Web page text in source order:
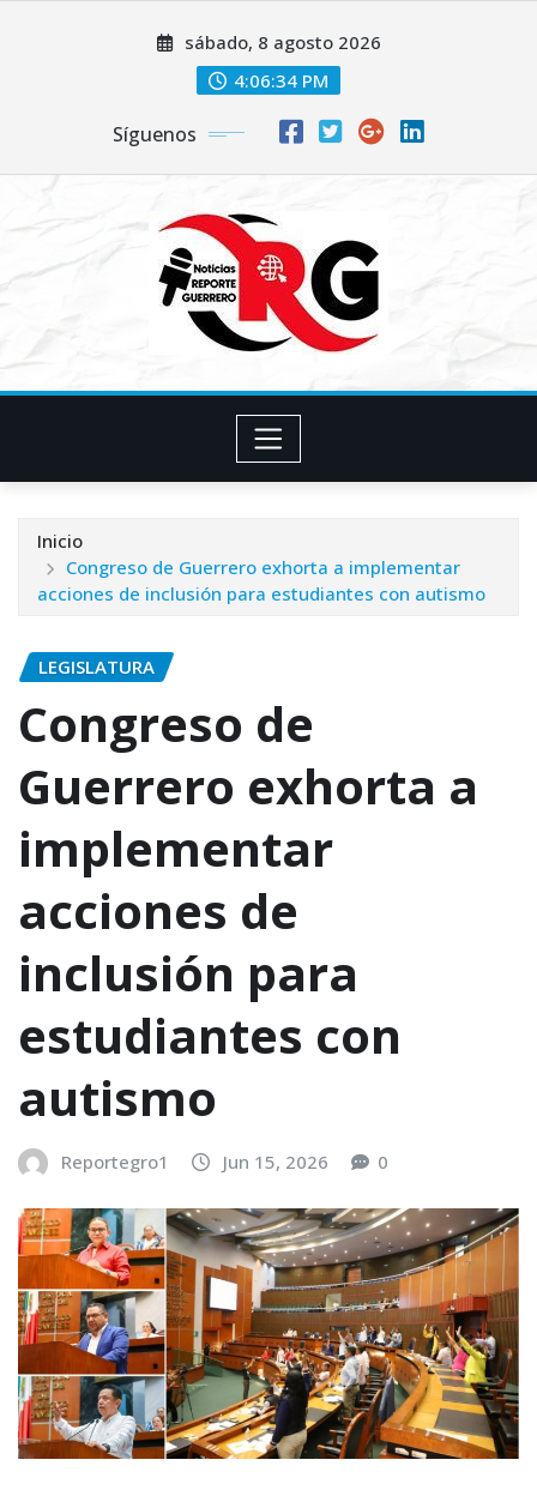
sábado, 8 agosto 2026
4:06:35 PM
Síguenos
Inicio
Congreso de Guerrero exhorta a implementar
acciones de inclusión para estudiantes con autismo
LEGISLATURA
Congreso de
Guerrero exhorta a
implementar
acciones de
inclusión para
estudiantes con
autismo
Reportegro1 Jun 15, 2026 0